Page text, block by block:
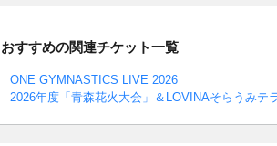
おすすめの関連チケット一覧
ONE GYMNASTICS LIVE 2026
2026年度「青森花火大会」＆LOVINAそらうみテ